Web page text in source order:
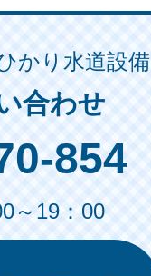
かり水道設備
合わせ
854
～19：00